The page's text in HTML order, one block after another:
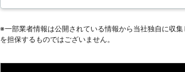
の伐採も私たちは
での仕事と同じよ
任もって伐採いたしま
んから伐採の作業
※⼀部業者情報は公開されている情報から当社独⾃に収
を担保するものではございません。